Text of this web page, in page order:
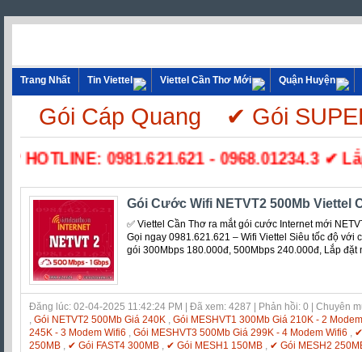
Trang Nhất Tin Viettel Viettel Cần Thơ Mới Quận Huyện
Gói Cáp Quang ✔ Gói
HOTLINE: 0981.621.621 - 0968.01234.3 ✔
Gói Cước Wifi NETVT2 500Mb Viettel
✅ ‎Viettel Cần Thơ ra mắt gói cước Internet mới
Gọi ngay 0981.621.621 – Wifi Viettel Siêu tốc độ với
gói 300Mbps 180.000đ, 500Mbps 240.000đ, Lắp đặt
Đăng lúc: 02-04-2025 11:42:24 PM | Đã xem: 4287 | Phản hồi: 0 | Chuyên
, Gói NETVT2 500Mb Giá 240K , Gói MESHVT1 300Mb Giá 210K - 2
245K - 3 Modem Wifi6 , Gói MESHVT3 500Mb Giá 299K - 4 Modem Wifi6 ,
250MB , ✔ Gói FAST4 300MB , ✔ Gói MESH1 150MB , ✔ Gói MESH2